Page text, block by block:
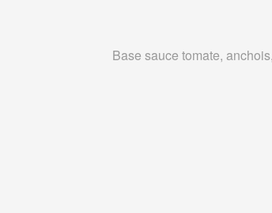
Base sauce tomate,